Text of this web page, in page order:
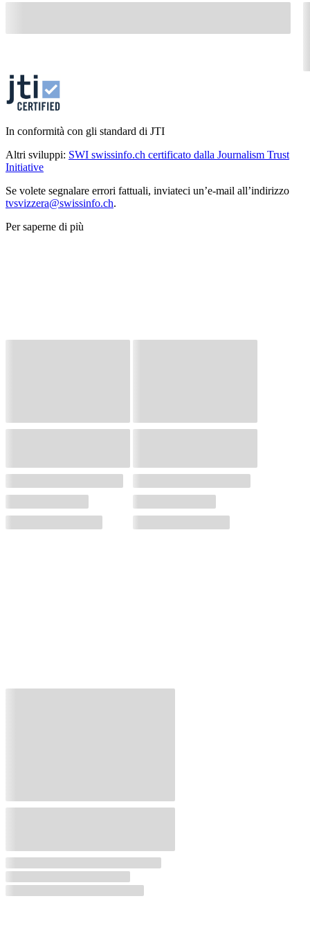
In conformità con gli standard di JTI
Altri sviluppi: SWI swissinfo.ch certificato dalla Journalism Trust
Initiative
Se volete segnalare errori fattuali, inviateci un’e-mail all’indirizzo
tvsvizzera@swissinfo.ch.
Per saperne di più